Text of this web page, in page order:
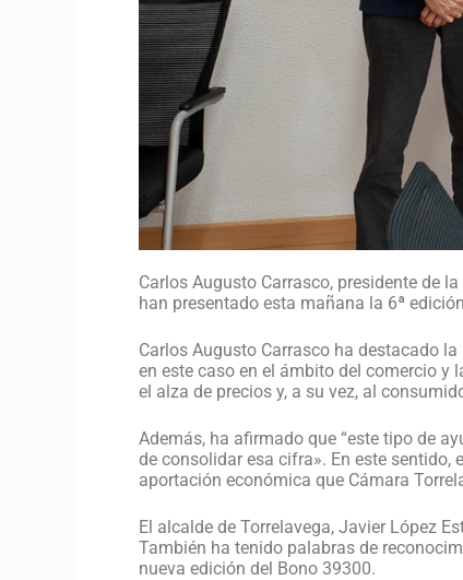
Carlos Augusto Carrasco, presidente de
han presentado esta mañana la 6ª
Carlos Augusto Carrasco ha destacado
en este caso en el ámbito del comercio y
el alza de precios y, a su vez, al
Además, ha afirmado que “este tipo de
de consolidar esa cifra». En este sentido,
aportación económica que Cámara
El alcalde de Torrelavega, Javier López
También ha tenido palabras de
nueva edición del Bono 39300.